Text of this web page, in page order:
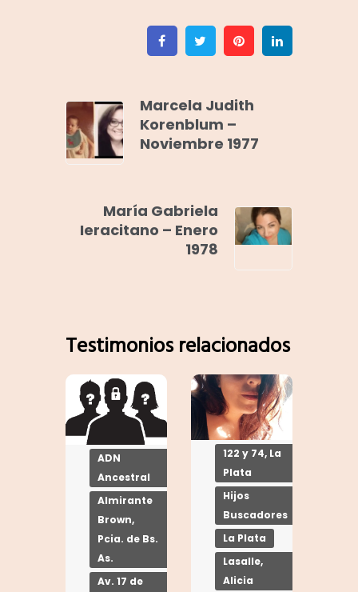
FacebookTwitter Pinterest
Marcela Judith
Korenblum –
Noviembre 1977
María Gabriela
Ieracitano – Enero
1978
Testimonios relacionados
ADN
Ancestral
Almirante
Brown,
Pcia. de Bs.
As.
Av. 17 de
122 y 74, La
Plata
Hijos
Buscadores
La Plata
Lasalle,
Alicia